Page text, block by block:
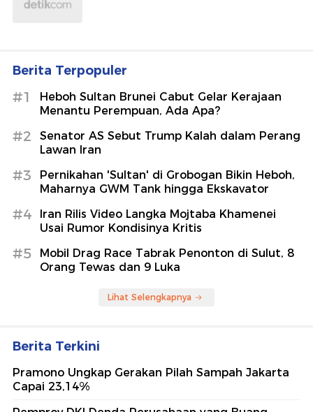
Berita Terpopuler
#1
Heboh Sultan Brunei Cabut Gelar Kerajaan
Menantu Perempuan, Ada Apa?
#2
Senator AS Sebut Trump Kalah dalam Perang
Lawan Iran
#3
Pernikahan 'Sultan' di Grobogan Bikin Heboh,
Maharnya GWM Tank hingga Ekskavator
#4
Iran Rilis Video Langka Mojtaba Khamenei
Usai Rumor Kondisinya Kritis
#5
Mobil Drag Race Tabrak Penonton di Sulut, 8
Orang Tewas dan 9 Luka
Lihat Selengkapnya
Berita Terkini
Pramono Ungkap Gerakan Pilah Sampah Jakarta
Capai 23,14%